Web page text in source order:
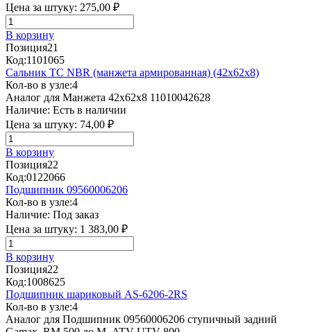
Цена за штуку: 275,00 ₽
В корзину
Позиция21
Код:1101065
Сальник TC NBR (манжета армированная) (42х62х8)
Кол-во в узле:4
Аналог для Манжета 42x62x8 11010042628
Наличие: Есть в наличии
Цена за штуку: 74,00 ₽
В корзину
Позиция22
Код:0122066
Подшипник 09560006206
Кол-во в узле:4
Наличие: Под заказ
Цена за штуку: 1 383,00 ₽
В корзину
Позиция22
Код:1008625
Подшипник шариковый AS-6206-2RS
Кол-во в узле:4
Аналог для Подшипник 09560006206 ступичный задний